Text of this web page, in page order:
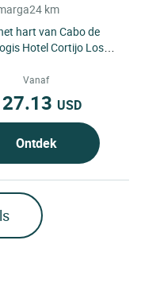
24 km
hart van Cabo de
Hotel Cortijo Los
met unieke
Vanaf
USD
Ontdek